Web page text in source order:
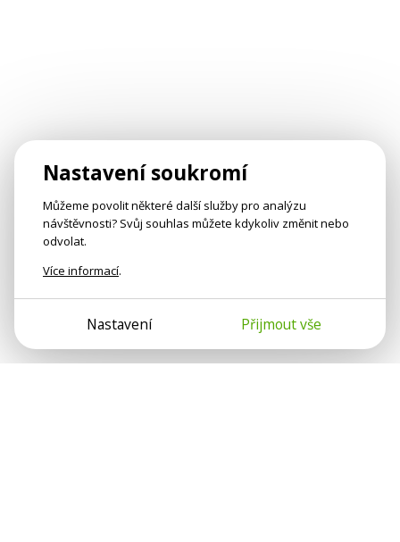
Nastavení soukromí
Můžeme povolit některé další služby pro analýzu
návštěvnosti? Svůj souhlas můžete kdykoliv změnit nebo
odvolat.
Více informací.
Nastavení Přijmout vše